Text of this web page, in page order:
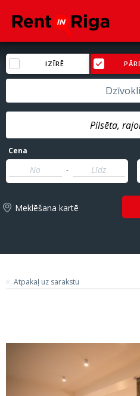
IZĪRĒ
Cena
-
Meklēšana kartē
Atpakaļ uz sarakstu